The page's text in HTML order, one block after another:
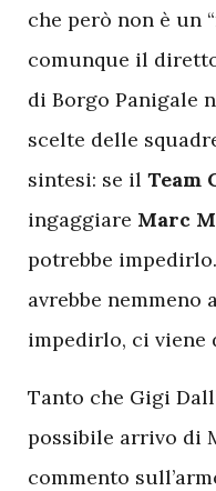
che però non è un
comunque il
di Borgo Panigale
scelte delle
sintesi: se il Team
ingaggiare Marc
potrebbe
avrebbe nemmeno
impedirlo, ci viene
Tanto che Gigi
possibile arrivo di
commento